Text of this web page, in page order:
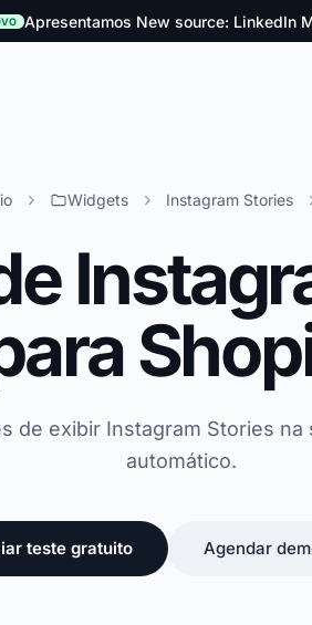
Apresentamos New source: LinkedIn
Widgets Instagram Stories
de exibir Instagram Stories
automático.
teste gratuito Agendar